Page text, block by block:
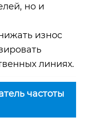
но и
износ
линиях.
частоты